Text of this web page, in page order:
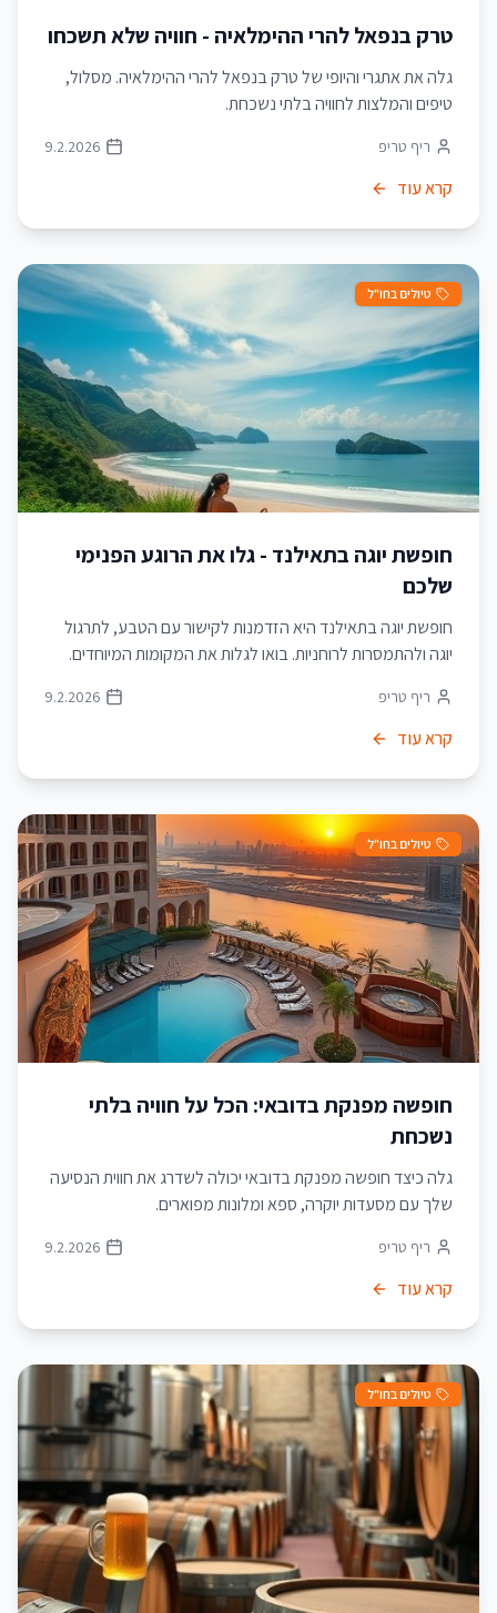
טרק בנפאל להרי ההימלאיה - חוויה שלא תשכחו
גלה את אתגרי והיופי של טרק בנפאל להרי ההימלאיה. מסלול,
טיפים והמלצות לחוויה בלתי נשכחת.
ריף טריפ 9.2.2026
קרא עוד
טיולים בחו"ל
חופשת יוגה בתאילנד - גלו את הרוגע הפנימי
שלכם
חופשת יוגה בתאילנד היא הזדמנות לקישור עם הטבע, לתרגול
יוגה ולהתמסרות לרוחניות. בואו לגלות את המקומות המיוחדים.
ריף טריפ 9.2.2026
קרא עוד
טיולים בחו"ל
חופשה מפנקת בדובאי: הכל על חוויה בלתי
נשכחת
גלה כיצד חופשה מפנקת בדובאי יכולה לשדרג את חווית הנסיעה
שלך עם מסעדות יוקרה, ספא ומלונות מפוארים.
ריף טריפ 9.2.2026
קרא עוד
טיולים בחו"ל